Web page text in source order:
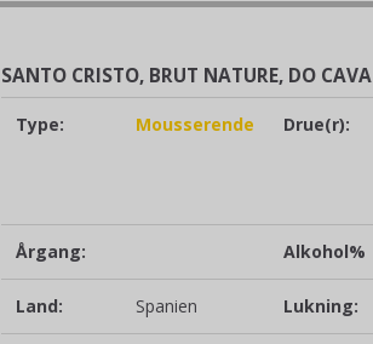
SANTO CRISTO, BRUT NATURE, DO CAVA
Type: Mousserende Drue(r):
Årgang: Alkohol%
Land: Spanien Lukning: